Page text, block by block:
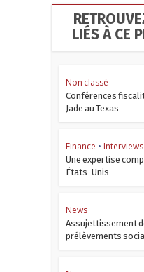
LIÉS À CE
Non classé
Conférences
Jade au Texas
Finance • Interviews
Une expertise
États-Unis
News
Assujettissement
prélèvements